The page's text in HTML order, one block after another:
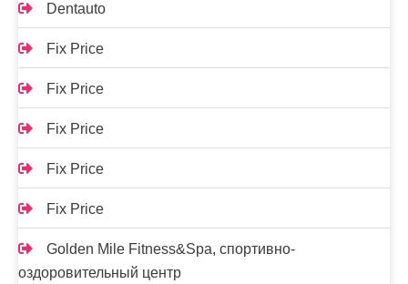
Dentauto
Fix Price
Fix Price
Fix Price
Fix Price
Fix Price
Golden Mile Fitness&Spa, спортивно-
оздоровительный центр